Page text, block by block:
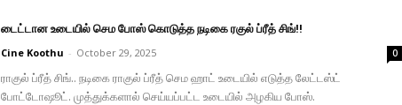
டைட்டான உடையில் செம போஸ் கொடுத்த நடிகை ரகுல் ப்ரீத் சிங்!!
Cine Koothu - October 29, 2025 0
ராகுல் ப்ரீத் சிங்.. நடிகை ராகுல் ப்ரீத் செம ஹாட் உடையில் எடுத்த லேட்டஸ்ட்
போட்டோஷூட். முத்துக்களால் செய்யப்பட்ட உடையில் அழகிய போஸ்.